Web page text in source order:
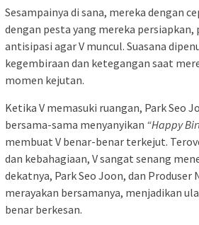
Sesampainya di sana, mereka dengan
dengan pesta yang mereka persiapkan,
antisipasi agar V muncul. Suasana
kegembiraan dan ketegangan saat
momen kejutan.
Ketika V memasuki ruangan, Park Seo
bersama-sama menyanyikan “Happy
membuat V benar-benar terkejut.
dan kebahagiaan, V sangat senang
dekatnya, Park Seo Joon, dan Produser
merayakan bersamanya, menjadikan
benar berkesan.